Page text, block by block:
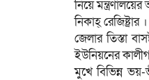
নিয়ে
নিকাহ্
জেলার তিস্তা
ইউনিয়নের
মুখে বিভিন্ন ভয়-